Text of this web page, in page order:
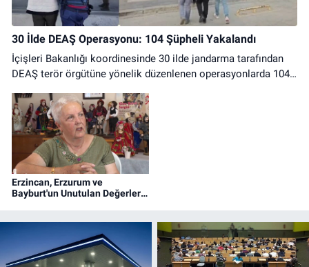
30 İlde DEAŞ Operasyonu: 104 Şüpheli Yakalandı
İçişleri Bakanlığı koordinesinde 30 ilde jandarma tarafından
DEAŞ terör örgütüne yönelik düzenlenen operasyonlarda 104
Erzincan, Erzurum ve
Bayburt'un Unutulan Değerleri